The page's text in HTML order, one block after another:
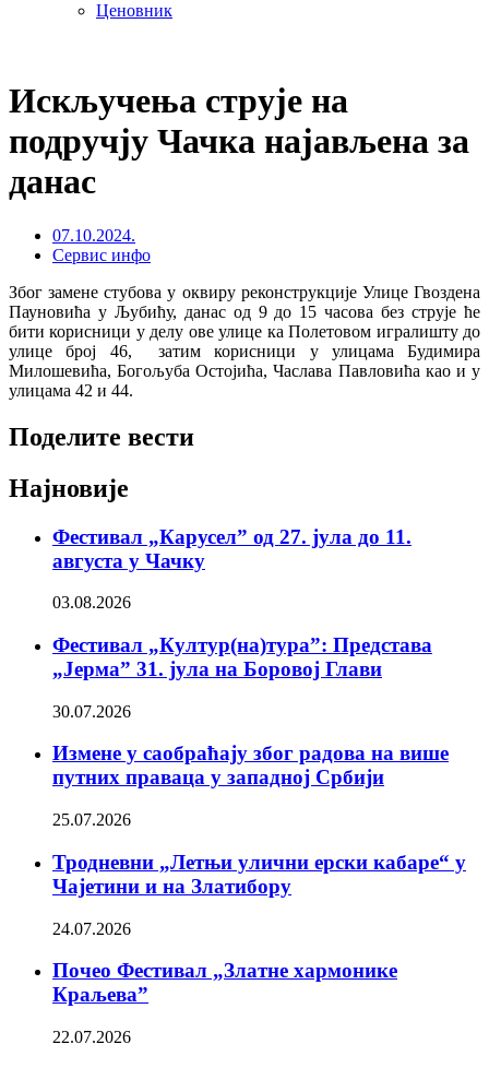
Ценовник
Искључења струје на
подручју Чачка најављена за
данас
07.10.2024.
Сервис инфо
Због замене стубова у оквиру реконструкције Улице Гвоздена
Пауновића у Љубићу, данас од 9 до 15 часова без струје ће
бити корисници у делу ове улице ка Полетовом игралишту до
улице број 46, затим корисници у улицама Будимира
Милошевића, Богољуба Остојића, Часлава Павловића као и у
улицама 42 и 44.
Поделите вести
Најновије
Фестивал „Карусел” од 27. јула до 11.
августа у Чачку
03.08.2026
Фестивал „Култур(на)тура”: Представа
„Јерма” 31. јула на Боровој Глави
30.07.2026
Измене у саобраћају због радова на више
путних праваца у западној Србији
25.07.2026
Тродневни „Летњи улични ерски кабаре“ у
Чајетини и на Златибору
24.07.2026
Почео Фестивал „Златне хармонике
Краљева”
22.07.2026